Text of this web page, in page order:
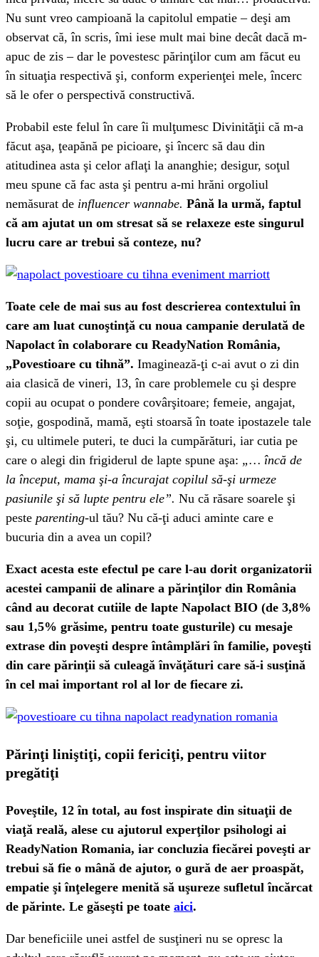
Nu sunt vreo campioană la capitolul empatie – deşi am
observat că, în scris, îmi iese mult mai bine decât dacă m-
apuc de zis – dar le povestesc părinţilor cum am făcut eu
în situaţia respectivă şi, conform experienţei mele, încerc
să le ofer o perspectivă constructivă.
Probabil este felul în care îi mulţumesc Divinităţii că m-a
făcut aşa, ţeapănă pe picioare, şi încerc să dau din
atitudinea asta şi celor aflaţi la ananghie; desigur, soţul
meu spune că fac asta şi pentru a-mi hrăni orgoliul
nemăsurat de influencer wannabe. Până la urmă, faptul
că am ajutat un om stresat să se relaxeze este singurul
lucru care ar trebui să conteze, nu?
Toate cele de mai sus au fost descrierea contextului în
care am luat cunoştinţă cu noua campanie derulată de
Napolact în colaborare cu ReadyNation România,
„Povestioare cu tihnă”. Imaginează-ţi c-ai avut o zi din
aia clasică de vineri, 13, în care problemele cu şi despre
copii au ocupat o pondere covârşitoare; femeie, angajat,
soţie, gospodină, mamă, eşti stoarsă în toate ipostazele tale
şi, cu ultimele puteri, te duci la cumpărături, iar cutia pe
care o alegi din frigiderul de lapte spune aşa: „… încă de
la început, mama şi-a încurajat copilul să-şi urmeze
pasiunile şi să lupte pentru ele”. Nu că răsare soarele şi
peste parenting-ul tău? Nu că-ţi aduci aminte care e
bucuria din a avea un copil?
Exact acesta este efectul pe care l-au dorit organizatorii
acestei campanii de alinare a părinţilor din România
când au decorat cutiile de lapte Napolact BIO (de 3,8%
sau 1,5% grăsime, pentru toate gusturile) cu mesaje
extrase din poveşti despre întâmplări în familie, poveşti
din care părinţii să culeagă învăţături care să-i susţină
în cel mai important rol al lor de fiecare zi.
Părinţi liniştiţi, copii fericiţi, pentru viitor
pregătiţi
Poveştile, 12 în total, au fost inspirate din situaţii de
viaţă reală, alese cu ajutorul experţilor psihologi ai
ReadyNation Romania, iar concluzia fiecărei poveşti ar
trebui să fie o mână de ajutor, o gură de aer proaspăt,
empatie şi înţelegere menită să uşureze sufletul încărcat
de părinte. Le găseşti pe toate aici.
Dar beneficiile unei astfel de susţineri nu se opresc la